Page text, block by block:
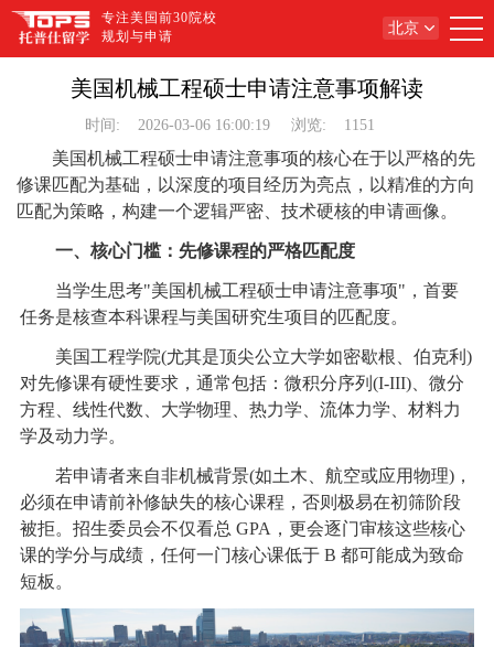
专注美国前30院校
规划与申请
北京
美国机械工程硕士申请注意事项解读
时间: 2026-03-06 16:00:19 浏览: 1151
美国机械工程硕士申请注意事项的核心在于以严格的先
修课匹配为基础，以深度的项目经历为亮点，以精准的方向
匹配为策略，构建一个逻辑严密、技术硬核的申请画像。
一、核心门槛：先修课程的严格匹配度
当学生思考"美国机械工程硕士申请注意事项"，首要
任务是核查本科课程与美国研究生项目的匹配度。
美国工程学院(尤其是顶尖公立大学如密歇根、伯克利)
对先修课有硬性要求，通常包括：微积分序列(I-III)、微分
方程、线性代数、大学物理、热力学、流体力学、材料力
学及动力学。
若申请者来自非机械背景(如土木、航空或应用物理)，
必须在申请前补修缺失的核心课程，否则极易在初筛阶段
被拒。招生委员会不仅看总 GPA，更会逐门审核这些核心
课的学分与成绩，任何一门核心课低于 B 都可能成为致命
短板。